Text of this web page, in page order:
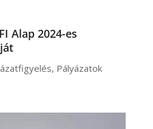
Alap 2024-es
, Pályázatok